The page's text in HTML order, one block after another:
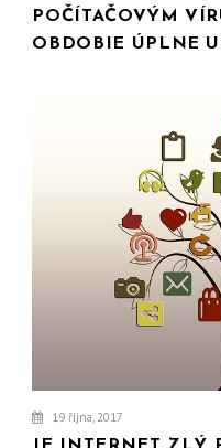
POČÍTAČOVÝM
OBDOBIE ÚPLNE
19 října, 2017